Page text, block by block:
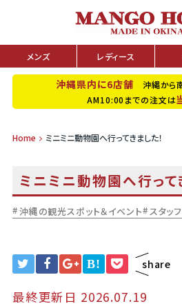
メンズ レディース
沖縄県内に6店舗 沖縄から
AM10:00までの注文は
Home ミニミニ動物園へ行ってきました！
ミニミニ動物園へ行って
沖縄の観光スポット＆イベント スタッ
B! share
最終更新日 2026.07.19